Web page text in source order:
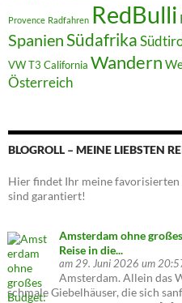
Provence Radfahren RedBulli
SpanienSüdafrika
VW T3 California Wandern
Österreich
BLOGROLL – MEINE LIEBSTEN
Hier findet Ihr meine favorisierten
sind garantiert!
Amsterdam ohne
Reise in die...
am 29. Juni 2026 um
Amsterdam. Allein das
schmale Giebelhäuser, die sich